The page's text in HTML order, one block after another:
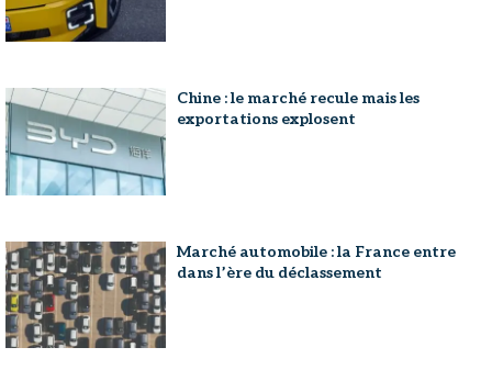
Chine : le marché recule mais les
exportations explosent
Marché automobile : la France entre
dans l’ère du déclassement